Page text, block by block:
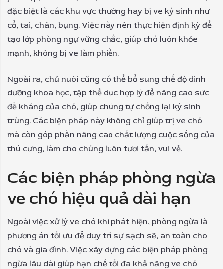
đặc biệt là các khu vực thường hay bị ve ký sinh như
cổ, tai, chân, bụng. Việc này nên thực hiện định kỳ để
tạo lớp phòng ngự vững chắc, giúp chó luôn khỏe
mạnh, không bị ve làm phiền.
Ngoài ra, chủ nuôi cũng có thể bổ sung chế độ dinh
dưỡng khoa học, tập thể dục hợp lý để nâng cao sức
đề kháng của chó, giúp chúng tự chống lại ký sinh
trùng. Các biện pháp này không chỉ giúp trị ve chó
mà còn góp phần nâng cao chất lượng cuộc sống của
thú cưng, làm cho chúng luôn tươi tắn, vui vẻ.
Các biện pháp phòng ngừa
ve chó hiệu quả dài hạn
Ngoài việc xử lý ve chó khi phát hiện, phòng ngừa là
phương án tối ưu để duy trì sự sạch sẽ, an toàn cho
chó và gia đình. Việc xây dựng các biện pháp phòng
ngừa lâu dài giúp hạn chế tối đa khả năng ve chó